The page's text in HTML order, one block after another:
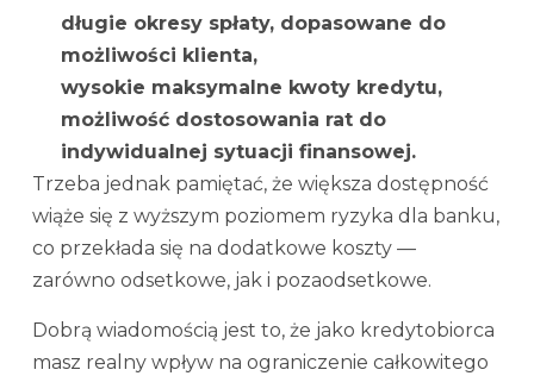
długie okresy spłaty, dopasowane do
możliwości klienta,
wysokie maksymalne kwoty kredytu,
możliwość dostosowania rat do
indywidualnej sytuacji finansowej.
Trzeba jednak pamiętać, że większa dostępność
wiąże się z wyższym poziomem ryzyka dla banku,
co przekłada się na dodatkowe koszty —
zarówno odsetkowe, jak i pozaodsetkowe.
Dobrą wiadomością jest to, że jako kredytobiorca
masz realny wpływ na ograniczenie całkowitego